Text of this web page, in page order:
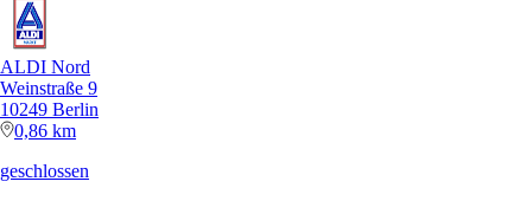
ALDI Nord
Weinstraße 9
10249 Berlin
0,86 km
geschlossen